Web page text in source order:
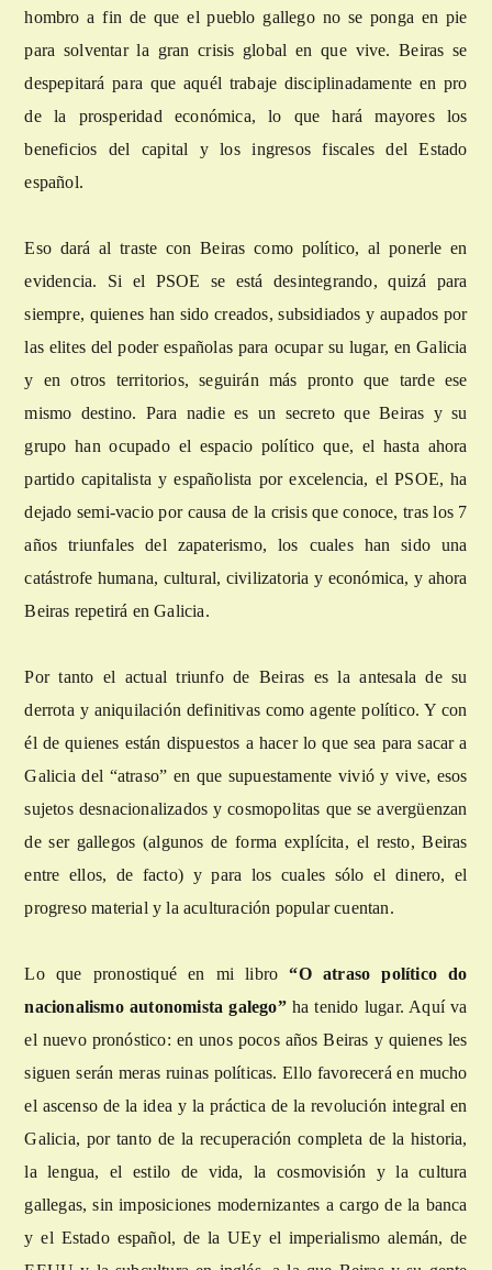
hombro a fin de que el pueblo gallego no se ponga en pie
para solventar la gran crisis global en que vive. Beiras se
despepitará para que aquél trabaje disciplinadamente en pro
de la prosperidad económica, lo que hará mayores los
beneficios del capital y los ingresos fiscales del Estado
español.
Eso dará al traste con Beiras como político, al ponerle en
evidencia. Si el PSOE se está desintegrando, quizá para
siempre, quienes han sido creados, subsidiados y aupados por
las elites del poder españolas para ocupar su lugar, en Galicia
y en otros territorios, seguirán más pronto que tarde ese
mismo destino. Para nadie es un secreto que Beiras y su
grupo han ocupado el espacio político que, el hasta ahora
partido capitalista y españolista por excelencia, el PSOE, ha
dejado semi-vacio por causa de la crisis que conoce, tras los 7
años triunfales del zapaterismo, los cuales han sido una
catástrofe humana, cultural, civilizatoria y económica, y ahora
Beiras repetirá en Galicia.
Por tanto el actual triunfo de Beiras es la antesala de su
derrota y aniquilación definitivas como agente político. Y con
él de quienes están dispuestos a hacer lo que sea para sacar a
Galicia del “atraso” en que supuestamente vivió y vive, esos
sujetos desnacionalizados y cosmopolitas que se avergüenzan
de ser gallegos (algunos de forma explícita, el resto, Beiras
entre ellos, de facto) y para los cuales sólo el dinero, el
progreso material y la aculturación popular cuentan.
Lo que pronostiqué en mi libro“O atraso político do
nacionalismo autonomista galego” ha tenido lugar. Aquí va
el nuevo pronóstico: en unos pocos años Beiras y quienes les
siguen serán meras ruinas políticas. Ello favorecerá en mucho
el ascenso de la idea y la práctica de la revolución integral en
Galicia, por tanto de la recuperación completa de la historia,
la lengua, el estilo de vida, la cosmovisión y la cultura
gallegas, sin imposiciones modernizantes a cargo de la banca
y el Estado español, de la UEy el imperialismo alemán, de